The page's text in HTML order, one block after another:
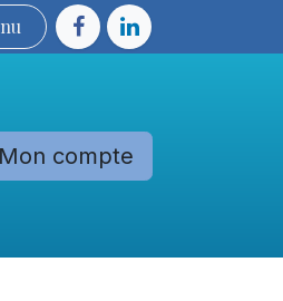
Mon compte